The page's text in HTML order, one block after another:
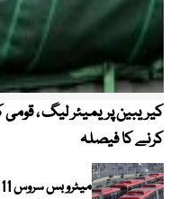
کرنے کا فیصلہ